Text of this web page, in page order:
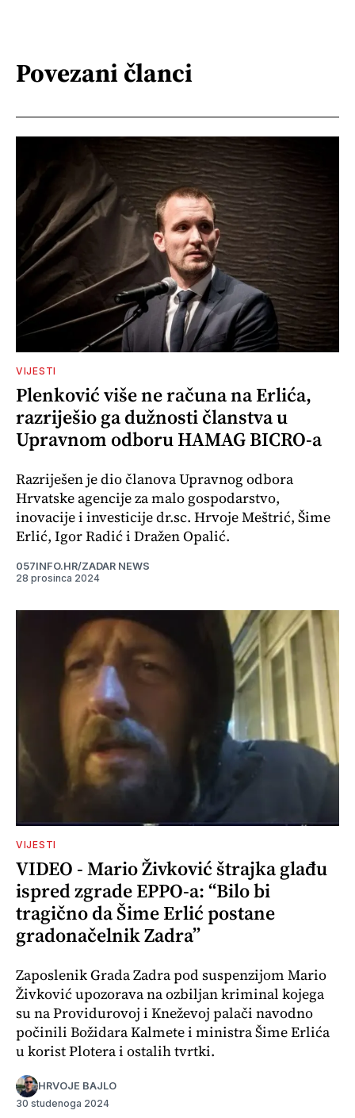
Povezani članci
VIJESTI
Plenković više ne računa na Erlića,
razriješio ga dužnosti članstva u
Upravnom odboru HAMAG BICRO-a
Razriješen je dio članova Upravnog odbora
Hrvatske agencije za malo gospodarstvo,
inovacije i investicije dr.sc. Hrvoje Meštrić, Šime
Erlić, Igor Radić i Dražen Opalić.
057INFO.HR/ZADAR NEWS
28 prosinca 2024
VIJESTI
VIDEO - Mario Živković štrajka glađu
ispred zgrade EPPO-a: “Bilo bi
tragično da Šime Erlić postane
gradonačelnik Zadra”
Zaposlenik Grada Zadra pod suspenzijom Mario
Živković upozorava na ozbiljan kriminal kojega
su na Providurovoj i Kneževoj palači navodno
počinili Božidara Kalmete i ministra Šime Erlića
u korist Plotera i ostalih tvrtki.
HRVOJE BAJLO
30 studenoga 2024